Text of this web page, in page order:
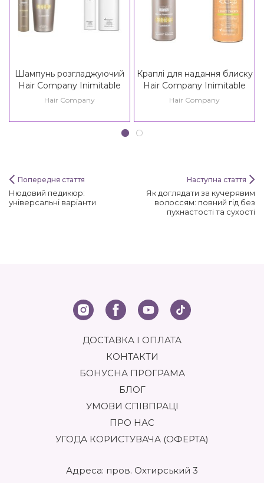
Шампунь розгладжуючий
Hair Company Inimitable
Style Frizz Stopper
Inspiration Twist N'Curl Frizz
Hair Company
Краплі для надання блиску
Hair Company Inimitable
Style Illuminating Drops /
Have Light Drops
Hair Company
Попередня стаття
Нюдовий педикюр:
універсальні варіанти
Наступна стаття
Як доглядати за кучерявим
волоссям: повний гід без
пухнастості та сухості
ДОСТАВКА І ОПЛАТА
КОНТАКТИ
БОНУСНА ПРОГРАМА
БЛОГ
УМОВИ СПІВПРАЦІ
ПРО НАС
УГОДА КОРИСТУВАЧА (ОФЕРТА)
Адреса: пров. Охтирський 3